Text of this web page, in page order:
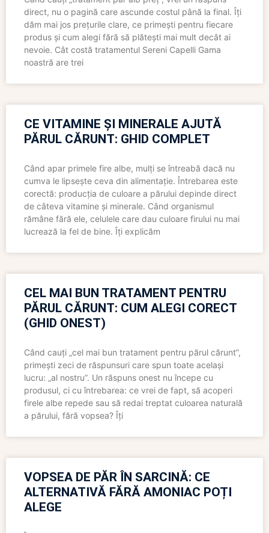
direct, nu o pagină care ascunde costul până la final. Îți
dăm mai jos prețurile clare, ce primești pentru fiecare
produs și cum alegi fără să plătești mai mult decât ai
nevoie. Cât costă tratamentul Sereni Capelli Gama
noastră are trei
CE VITAMINE ȘI MINERALE AJUTĂ
PĂRUL CĂRUNT: GHID COMPLET
Când apar primele fire albe, mulți se întreabă dacă nu
cumva le lipsește ceva din alimentație. Întrebarea este
corectă: producția de culoare a părului depinde direct
de câteva vitamine și minerale. Când organismul
rămâne fără ele, celulele care dau culoare firului nu mai
lucrează la fel de bine. Îți explicăm
CEL MAI BUN TRATAMENT PENTRU
PĂRUL CĂRUNT: CUM ALEGI CORECT
(GHID ONEST)
Când cauți „cel mai bun tratament pentru părul cărunt”,
primești zeci de răspunsuri care spun toate același
lucru: „al nostru”. Un răspuns onest nu începe cu
produsul, ci cu întrebarea: ce vrei de fapt, să acoperi
firele albe repede sau să redai treptat culoarea naturală
a părului, fără vopsea? Îți
VOPSEA DE PĂR ÎN SARCINĂ: CE
ALTERNATIVĂ FĂRĂ AMONIAC POȚI
ALEGE